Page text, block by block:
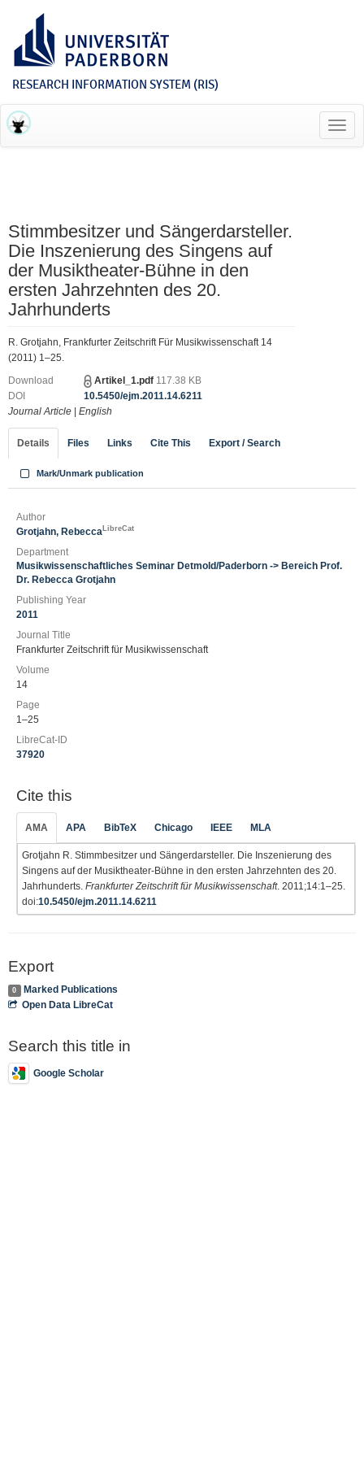
RESEARCH INFORMATION SYSTEM (RIS)
Stimmbesitzer und Sängerdarsteller.
Die Inszenierung des Singens auf
der Musiktheater-Bühne in den
ersten Jahrzehnten des 20.
Jahrhunderts
R. Grotjahn, Frankfurter Zeitschrift Für Musikwissenschaft 14
(2011) 1–25.
Download Artikel_1.pdf 117.38 KB
DOI
10.5450/ejm.2011.14.6211
Journal Article
English
Details Files Links Cite This Export / Search
Mark/Unmark publication
Author
Grotjahn, Rebecca LibreCat
Department
Musikwissenschaftliches Seminar Detmold/Paderborn -> Bereich Prof.
Dr. Rebecca Grotjahn
Publishing Year
2011
Journal Title
Frankfurter Zeitschrift für Musikwissenschaft
Volume
14
Page
1–25
LibreCat-ID
37920
Cite this
AMA APA BibTeX Chicago IEEE MLA
Grotjahn R. Stimmbesitzer und Sängerdarsteller. Die Inszenierung des
Singens auf der Musiktheater-Bühne in den ersten Jahrzehnten des 20.
Jahrhunderts. Frankfurter Zeitschrift für Musikwissenschaft. 2011;14:1–25.
doi:10.5450/ejm.2011.14.6211
Export
0
Marked Publications
Open Data LibreCat
Search this title in
Google Scholar